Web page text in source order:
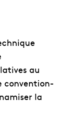
au
convention-
la